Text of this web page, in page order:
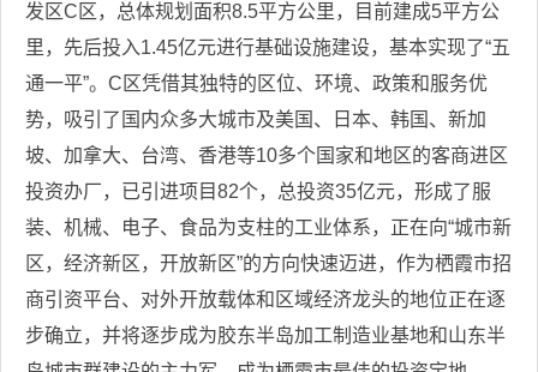
发区C区，总体规划面积8.5平方公里，目前建成5平方公
里，先后投入1.45亿元进行基础设施建设，基本实现了“五
通一平”。C区凭借其独特的区位、环境、政策和服务优
势，吸引了国内众多大城市及美国、日本、韩国、新加
坡、加拿大、台湾、香港等10多个国家和地区的客商进区
投资办厂，已引进项目82个，总投资35亿元，形成了服
装、机械、电子、食品为支柱的工业体系，正在向“城市新
区，经济新区，开放新区”的方向快速迈进，作为栖霞市招
商引资平台、对外开放载体和区域经济龙头的地位正在逐
步确立，并将逐步成为胶东半岛加工制造业基地和山东半